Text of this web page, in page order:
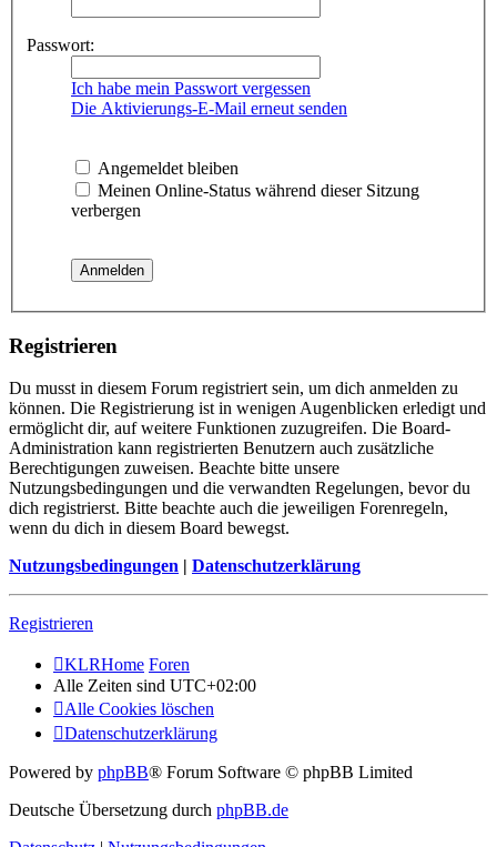
Passwort:
Ich habe mein Passwort vergessen
Die Aktivierungs-E-Mail erneut senden
Angemeldet bleiben
Meinen Online-Status während dieser Sitzung
verbergen
Registrieren
Du musst in diesem Forum registriert sein, um dich anmelden zu
können. Die Registrierung ist in wenigen Augenblicken erledigt und
ermöglicht dir, auf weitere Funktionen zuzugreifen. Die Board-
Administration kann registrierten Benutzern auch zusätzliche
Berechtigungen zuweisen. Beachte bitte unsere
Nutzungsbedingungen und die verwandten Regelungen, bevor du
dich registrierst. Bitte beachte auch die jeweiligen Forenregeln,
wenn du dich in diesem Board bewegst.
Nutzungsbedingungen | Datenschutzerklärung
Registrieren
KLRHome Foren
Alle Zeiten sind UTC+02:00
Alle Cookies löschen
Datenschutzerklärung
Powered by phpBB® Forum Software © phpBB Limited
Deutsche Übersetzung durch phpBB.de